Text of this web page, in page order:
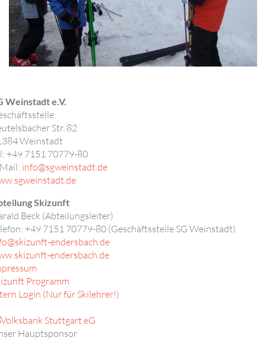
Weinstadt e.V.
Str. 82
Weinstadt
+49 7151 70779-80
info@sgweinstadt.de
Skizunft
Beck (Abteilungsleiter)
+49 7151 70779-80 (Geschäftsstelle SG Weinstadt)
endersbach.de
endersbach.de
Programm
Login (Nur für Skilehrer!)
Hauptsponsor